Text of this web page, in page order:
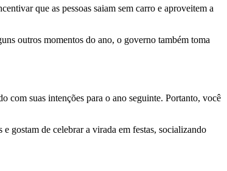
que as pessoas saiam sem carro e aproveitem a
outros momentos do ano, o governo também toma
com suas intenções para o ano seguinte. Portanto, você
gostam de celebrar a virada em festas, socializando